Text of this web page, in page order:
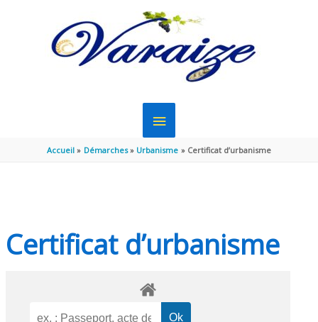
MENU
PRINCIPAL
Accueil Démarches Urbanisme Certificat d’urbanisme
Certificat d’urbanisme